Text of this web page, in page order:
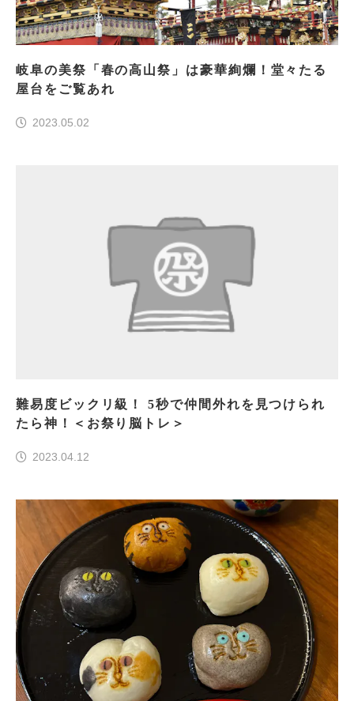
岐阜の美祭「春の高山祭」は豪華絢爛！堂々たる
屋台をご覧あれ
2023.05.02
難易度ビックリ級！ 5秒で仲間外れを見つけられ
たら神！＜お祭り脳トレ＞
2023.04.12